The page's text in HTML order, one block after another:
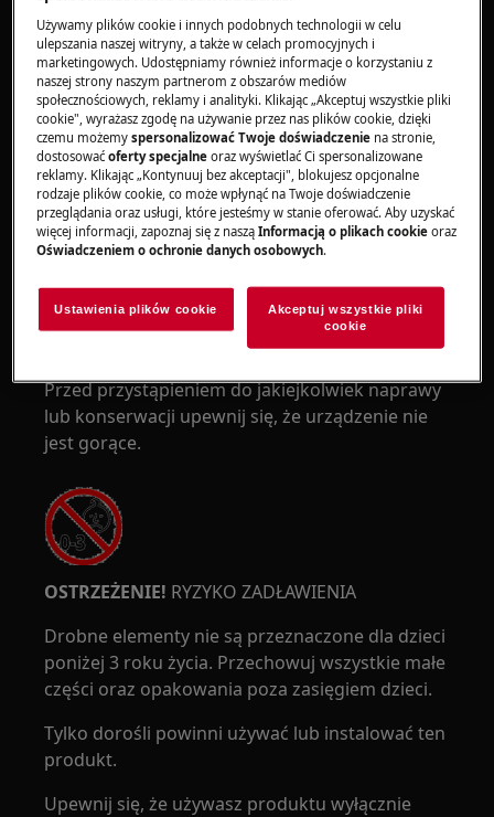
Należy nosić okulary ochronne podczas
wykonywania prac konserwacyjnych lub
naprawczych związanych ze sprężynami.
RYZYKO OPAŻEŃ
Przed przystąpieniem do jakiejkolwiek naprawy
lub konserwacji upewnij się, że urządzenie nie
jest gorące.
OSTRZEŻENIE! RYZYKO ZADŁAWIENIA
Drobne elementy nie są przeznaczone dla dzieci
poniżej 3 roku życia. Przechowuj wszystkie małe
części oraz opakowania poza zasięgiem dzieci.
Tylko dorośli powinni używać lub instalować ten
produkt.
Upewnij się, że używasz produktu wyłącznie
Używamy plików cookie i innych podobnych technologii w celu
ulepszania naszej witryny, a także w celach promocyjnych i
marketingowych. Udostępniamy również informacje o korzystaniu z
naszej strony naszym partnerom z obszarów mediów
społecznościowych, reklamy i analityki. Klikając „Akceptuj wszystkie pliki
cookie", wyrażasz zgodę na używanie przez nas plików cookie, dzięki
czemu możemyspersonalizować Twoje doświadczenie na stronie,
dostosowaćoferty specjalne oraz wyświetlać Ci spersonalizowane
reklamy. Klikając „Kontynuuj bez akceptacji", blokujesz opcjonalne
rodzaje plików cookie, co może wpłynąć na Twoje doświadczenie
przeglądania oraz usługi, które jesteśmy w stanie oferować. Aby uzyskać
więcej informacji, zapoznaj się z nasząInformacją o plikach cookie oraz
Oświadczeniem o ochronie danych osobowych.
Ustawienia plików cookie
Akceptuj wszystkie pliki
cookie